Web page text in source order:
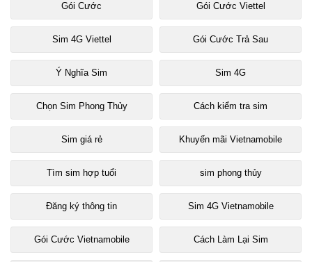
Gói Cước Gói Cước Viettel
Sim 4G Viettel Gói Cước Trả Sau
Ý Nghĩa Sim Sim 4G
Chọn Sim Phong Thủy Cách kiểm tra sim
Sim giá rẻ Khuyến mãi Vietnamobile
Tìm sim hợp tuổi sim phong thủy
Đăng ký thông tin Sim 4G Vietnamobile
Gói Cước Vietnamobile Cách Làm Lại Sim